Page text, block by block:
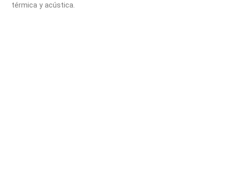
térmica y acústica.